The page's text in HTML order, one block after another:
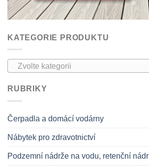
KATEGORIE PRODUKTU
Zvolte kategorii
RUBRIKY
Čerpadla a domácí vodárny
Nábytek pro zdravotnictví
Podzemní nádrže na vodu, retenční